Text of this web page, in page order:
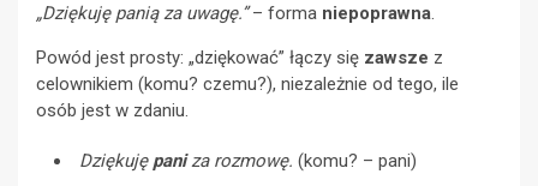
„Dziękuję panią za uwagę.”– forma niepoprawna.
Powód jest prosty: „dziękować” łączy się zawsze z
celownikiem (komu? czemu?), niezależnie od tego, ile
osób jest w zdaniu.
Dziękuję paniza rozmowę. (komu? – pani)